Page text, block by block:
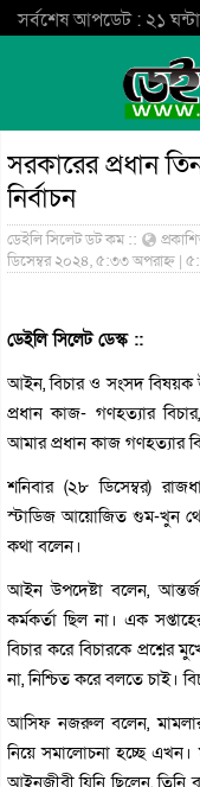
সর্বশেষ আপডেট : ২১
সরকারের প্রধান
নির্বাচন
ডেইলি সিলেট ডট কম ::
ডিসেম্বর ২০২৪, ৫:৩৩ অপরাহ্ন |
ডেইলি সিলেট ডেস্ক ::
আইন, বিচার ও সংসদ বিষয়ক
প্রধান কাজ- গণহত্যার
আমার প্রধান কাজ গণহত্যার
শনিবার (২৮ ডিসেম্বর)
স্টাডিজ আয়োজিত গুম-খুন
কথা বলেন।
আইন উপদেষ্টা বলেন,
কর্মকর্তা ছিল না। এক
বিচার করে বিচারকে প্রশ্নের
না, নিশ্চিত করে বলতে চাই।
আসিফ নজরুল বলেন,
নিয়ে সমালোচনা হচ্ছে এখন।
আইনজীবী যিনি ছিলেন,